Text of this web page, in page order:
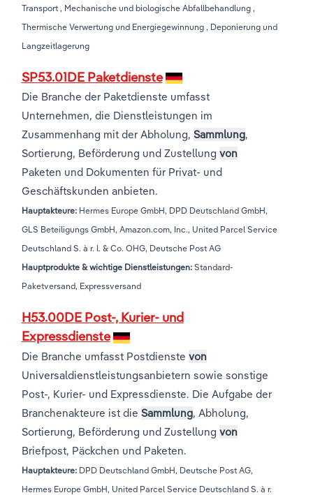
Transport , Mechanische und biologische Abfallbehandlung ,
Thermische Verwertung und Energiegewinnung , Deponierung und
Langzeitlagerung
SP53.01DE Paketdienste
Die Branche der Paketdienste umfasst
Unternehmen, die Dienstleistungen im
Zusammenhang mit der Abholung, Sammlung,
Sortierung, Beförderung und Zustellung von
Paketen und Dokumenten für Privat- und
Geschäftskunden anbieten.
Hauptakteure: Hermes Europe GmbH, DPD Deutschland GmbH,
GLS Beteiligungs GmbH, Amazon.com, Inc., United Parcel Service
Deutschland S. à r. l. & Co. OHG, Deutsche Post AG
Hauptprodukte & wichtige Dienstleistungen:Standard-
Paketversand, Expressversand
H53.00DE Post-, Kurier- und
Expressdienste
Die Branche umfasst Postdienste von
Universaldienstleistungsanbietern sowie sonstige
Post-, Kurier- und Expressdienste. Die Aufgabe der
Branchenakteure ist die Sammlung, Abholung,
Sortierung, Beförderung und Zustellung von
Briefpost, Päckchen und Paketen.
Hauptakteure: DPD Deutschland GmbH, Deutsche Post AG,
Hermes Europe GmbH, United Parcel Service Deutschland S. à r.